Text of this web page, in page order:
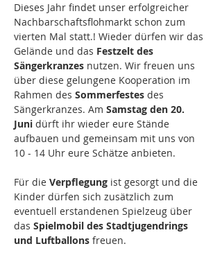
Dieses Jahr findet unser erfolgreicher
Nachbarschaftsflohmarkt schon zum
vierten Mal statt.! Wieder dürfen wir das
Gelände und das Festzelt des
Sängerkranzes nutzen. Wir freuen uns
über diese gelungene Kooperation im
Rahmen des Sommerfestes des
Sängerkranzes. Am Samstag den 20.
Juni dürft ihr wieder eure Stände
aufbauen und gemeinsam mit uns von
10 - 14 Uhr eure Schätze anbieten.
Für die Verpflegung ist gesorgt und die
Kinder dürfen sich zusätzlich zum
eventuell erstandenen Spielzeug über
das Spielmobil des Stadtjugendrings
und Luftballons freuen.